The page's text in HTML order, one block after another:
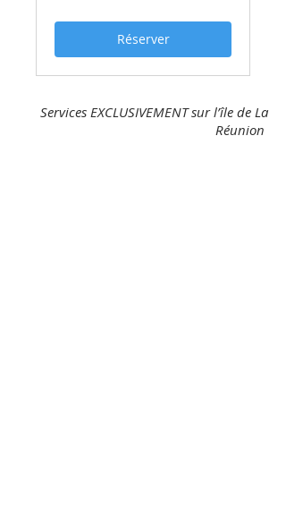
Réserver
Services EXCLUSIVEMENT sur l’île de La
Réunion